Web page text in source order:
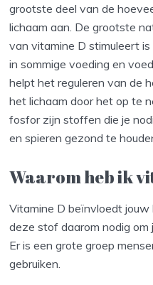
grootste deel van de
lichaam aan. De grootste
van vitamine D stimuleert
in sommige voeding en
helpt het reguleren van de
het lichaam door het op te
fosfor zijn stoffen die je
en spieren gezond te
Waarom heb ik
Vitamine D beïnvloedt jouw
deze stof daarom nodig om
Er is een grote groep
gebruiken.